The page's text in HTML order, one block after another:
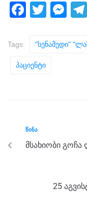
F
e
b
k
T
tt
M
ss
Tags: "სენამედი"
Პაციენტი
ᲬᲘᲜᲐ
მსახიობი
25